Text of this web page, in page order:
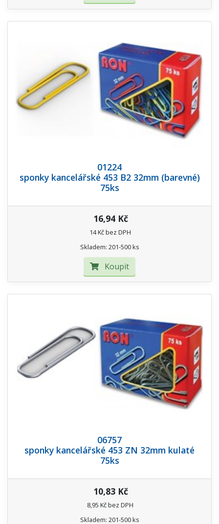
01224
sponky kancelářské 453 B2 32mm (barevné)
75ks
16,94 Kč
14 Kč bez DPH
Skladem: 201-500 ks
Koupit
06757
sponky kancelářské 453 ZN 32mm kulaté
75ks
10,83 Kč
8,95 Kč bez DPH
Skladem: 201-500 ks